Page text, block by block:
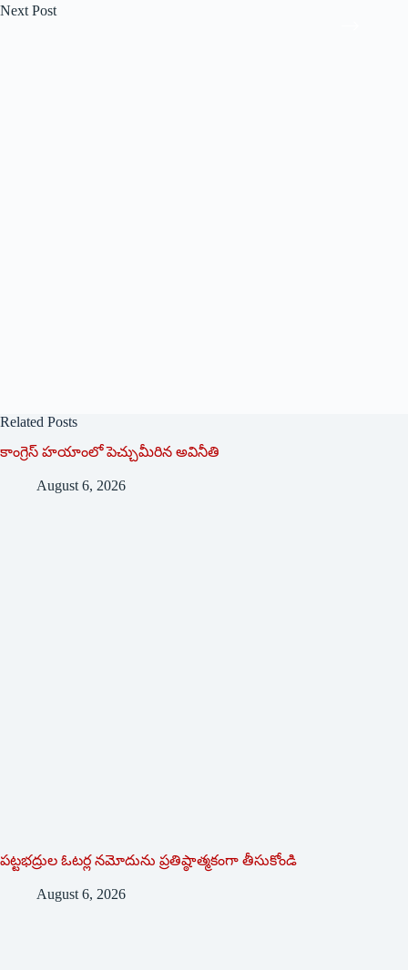
Next Post
Related Posts
కాంగ్రెస్ హయాంలో పెచ్చుమీరిన అవినీతి
August 6, 2026
పట్టభద్రుల ఓటర్ల నమోదును ప్రతిష్ఠాత్మకంగా తీసుకోండి
August 6, 2026